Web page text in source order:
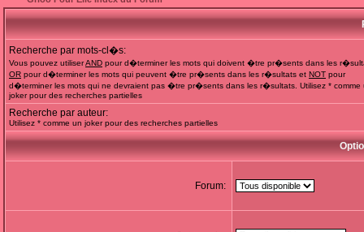
Recherche par mots-cl�s:
Vous pouvez utiliserAND pour d�terminer les mots qui doivent �tre pr�sents dans les
OR pour d�terminer les mots qui peuvent �tre pr�sents dans les r�sultats et NOT pour
d�terminer les mots qui ne devraient pas �tre pr�sents dans les r�sultats. Utilisez * comme
joker pour des recherches partielles
Recherche par auteur:
Utilisez * comme un joker pour des recherches partielles
Forum: